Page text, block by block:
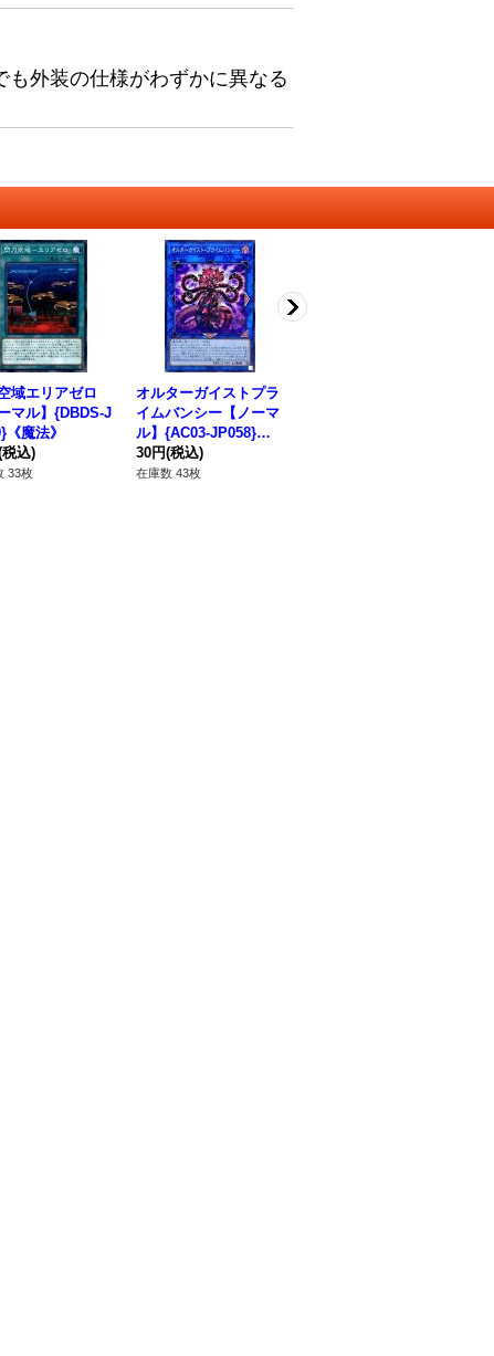
外装の仕様がわずかに異なる
域エリアゼロ
ーマル】{DBDS-J
《魔法》
税込)
33枚
オルターガイストプラ
イムバンシー【ノーマ
ル】{AC03-JP058}
《リンク》
30円(税込)
在庫数 43枚